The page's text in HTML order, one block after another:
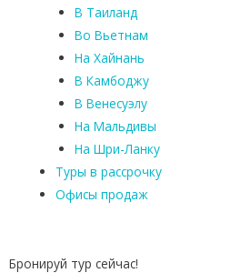
В Таиланд
Во Вьетнам
На Хайнань
В Камбоджу
В Венесуэлу
На Мальдивы
На Шри-Ланку
Туры в рассрочку
Офисы продаж
Бронируй тур сейчас!